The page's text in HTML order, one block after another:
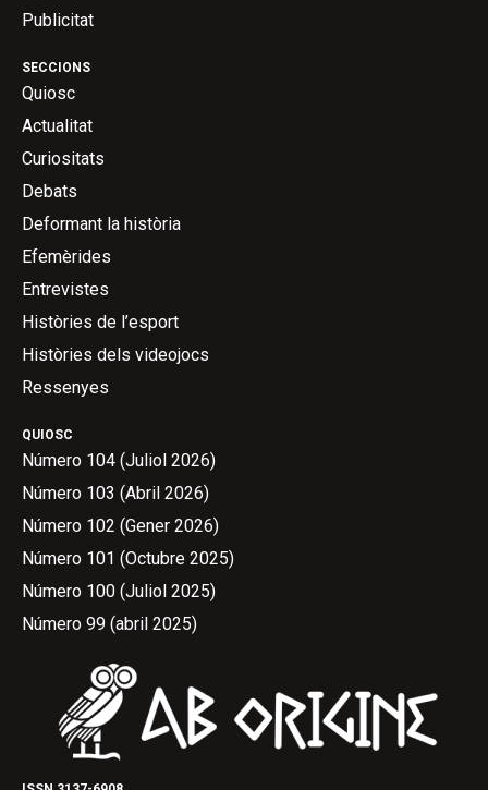
QUIOSC
Número 104 (Juliol 2026)
Número 103 (Abril 2026)
Número 102 (Gener 2026)
Número 101 (Octubre 2025)
Número 100 (Juliol 2025)
Número 99 (abril 2025)
SECCIONS
Quiosc
Actualitat
Curiositats
Debats
Deformant la història
Efemèrides
Entrevistes
Històries de l’esport
Històries dels videojocs
Ressenyes
Publicitat